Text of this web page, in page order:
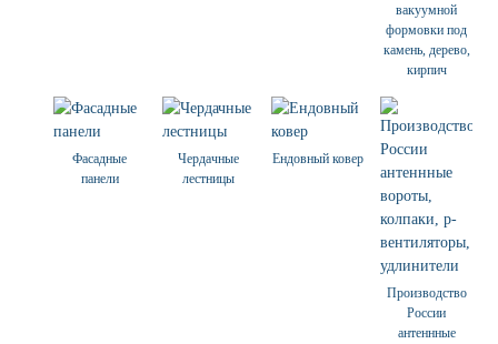
вакуумной
формовки под
камень, дерево,
кирпич
Фасадные
панели
Чердачные
лестницы
Ендовный ковер
Производство
России
антеннные